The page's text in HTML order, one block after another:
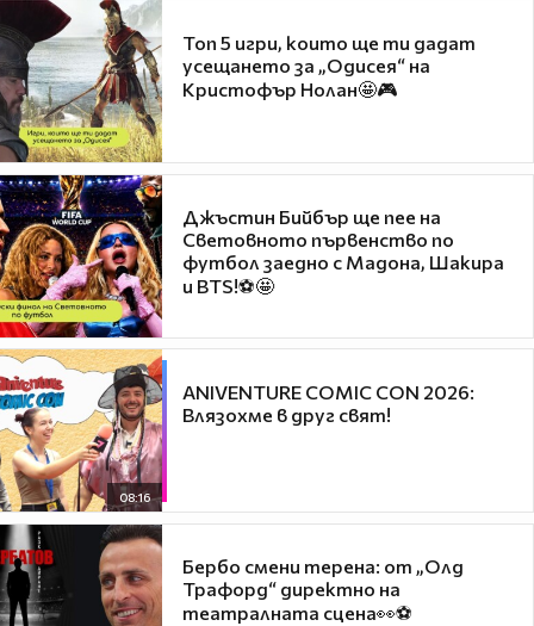
Топ 5 игри, които ще ти дадат
усещането за „Одисея“ на
Кристофър Нолан🤩🎮
Джъстин Бийбър ще пее на
Световното първенство по
футбол заедно с Мадона, Шакира
и BTS!⚽🤩
08:16
ANIVENTURE COMIC CON 2026:
Влязохме в друг свят!
Бербо смени терена: от „Олд
Трафорд“ директно на
театралната сцена👀⚽